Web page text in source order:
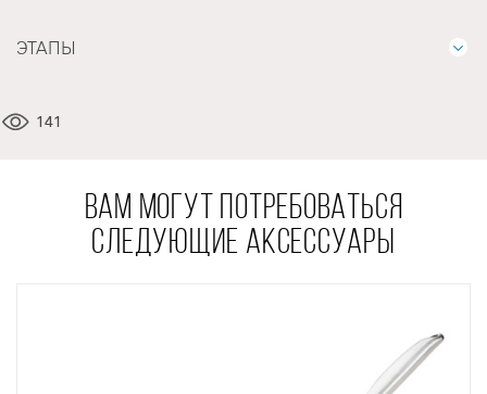
ЭТАПЫ
141
ВАМ МОГУТ ПОТРЕБОВАТЬСЯ
СЛЕДУЮЩИЕ АКСЕССУАРЫ